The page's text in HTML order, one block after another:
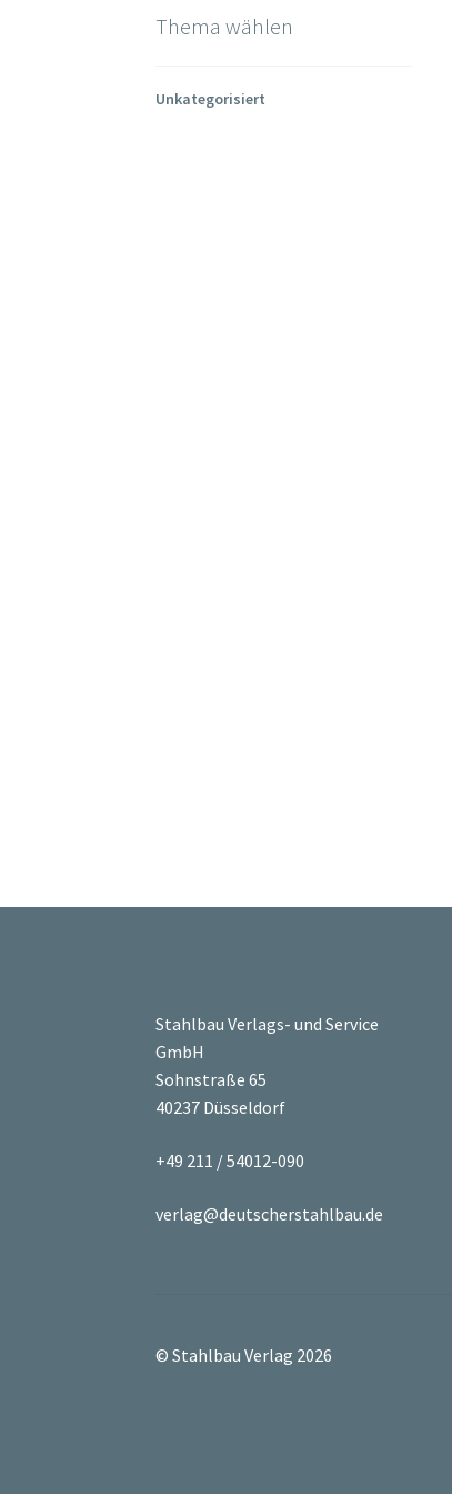
Thema wählen
Unkategorisiert
Stahlbau Verlags- und Service
GmbH
Sohnstraße 65
40237 Düsseldorf
+49 211 / 54012-090
verlag@deutscherstahlbau.de
© Stahlbau Verlag 2026